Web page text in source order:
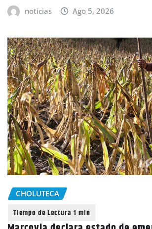
noticias Ago 5, 2026
CHOLUTECA